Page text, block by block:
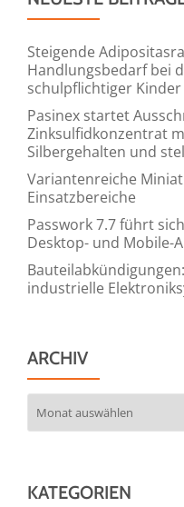
Steigende
Handlungsbedarf bei
schulpflichtiger Kinder
Pasinex startet
Zinksulfidkonzentrat
Silbergehalten und
Variantenreiche
Einsatzbereiche
Passwork 7.7 führt
Desktop- und Mobile-
industrielle
ARCHIV
KATEGORIEN